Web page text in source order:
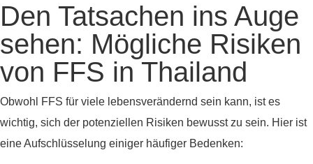
Den Tatsachen ins Auge
sehen: Mögliche Risiken
von FFS in Thailand
Obwohl FFS für viele lebensverändernd sein kann, ist es
wichtig, sich der potenziellen Risiken bewusst zu sein. Hier ist
eine Aufschlüsselung einiger häufiger Bedenken: